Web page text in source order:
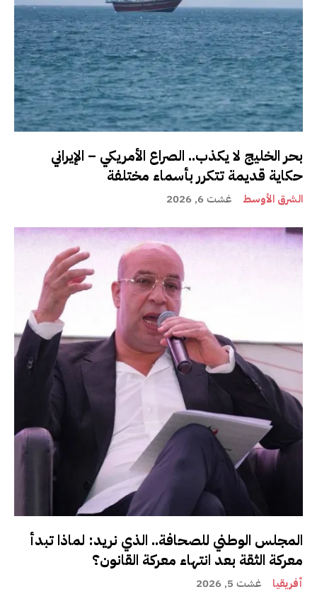
بحر الخليج لا يكذب.. الصراع الأمريكي – الإيراني
حكاية قديمة تتكرر بأسماء مختلفة
الشرق الأوسط غشت 6, 2026
المجلس الوطني للصحافة.. الذي نريد: لماذا تبدأ
معركة الثقة بعد انتهاء معركة القانون؟
أفريقيا غشت 5, 2026